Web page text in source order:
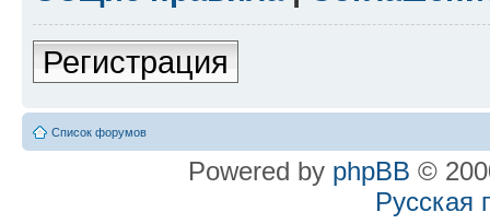
Регистрация
Список форумов
Powered by phpBB ©
Русская